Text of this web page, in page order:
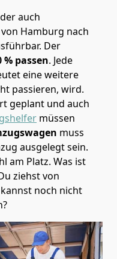
auch
Hamburg nach
Der
% passen. Jede
eine weitere
passieren, wird.
geplant und auch
müssen
muss
ausgelegt sein.
am Platz. Was ist
ziehst von
noch nicht